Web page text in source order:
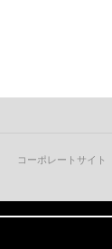
コーポレートサイト